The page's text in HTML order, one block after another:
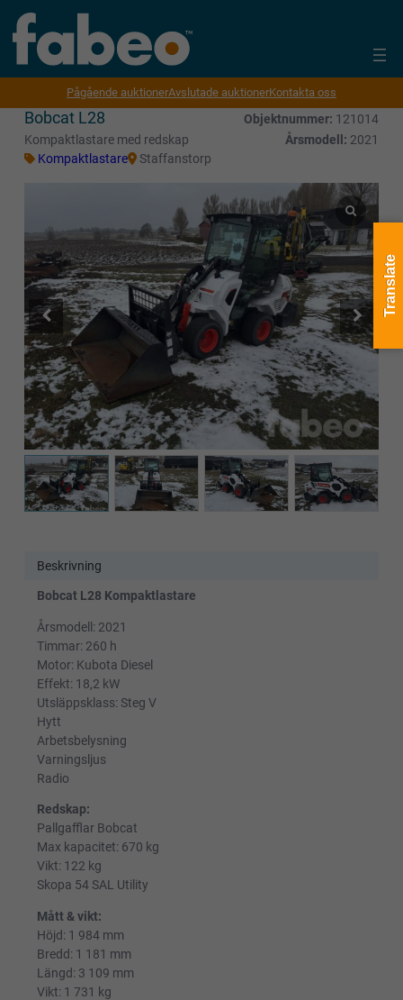
Pågående auktionerAvslutade auktionerKontakta oss
Bobcat L28 Objektnummer: 121014
Kompaktlastare med redskap
Årsmodell: 2021
Kompaktlastare
Staffanstorp
Beskrivning
Bobcat L28 Kompaktlastare
Årsmodell: 2021
Timmar: 260 h
Motor: Kubota Diesel
Effekt: 18,2 kW
Utsläppsklass: Steg V
Hytt
Arbetsbelysning
Varningsljus
Radio
Redskap:
Pallgafflar Bobcat
Max kapacitet: 670 kg
Vikt: 122 kg
Skopa 54 SAL Utility
Mått & vikt:
Höjd: 1 984 mm
Bredd: 1 181 mm
Längd: 3 109 mm
Vikt: 1 731 kg
Translate